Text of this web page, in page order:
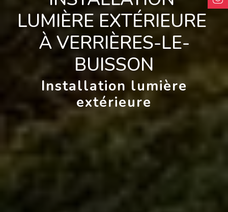
LUMIÈRE EXTÉRIEURE
À VERRIÈRES-LE-
BUISSON
Installation lumière
extérieure